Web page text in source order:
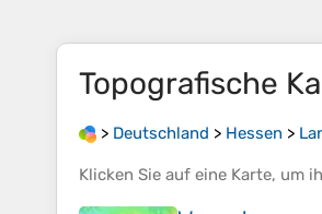
Topografische
> Deutschland > Hessen >
Klicken Sie auf eine Karte, um